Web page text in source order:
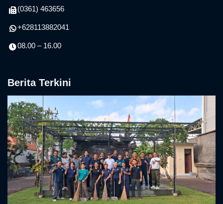
(0361) 463656
+628113882041
08.00 – 16.00
Berita Terkini